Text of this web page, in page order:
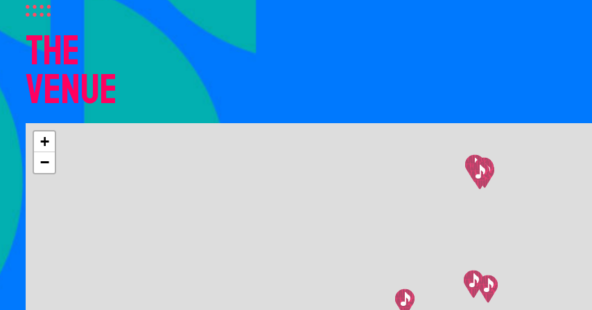
the
venue
+
−